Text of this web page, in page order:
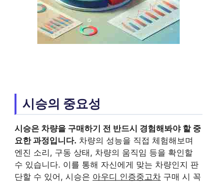
시승의 중요성
시승은 차량을 구매하기 전 반드시 경험해봐야 할 중
요한 과정입니다. 차량의 성능을 직접 체험해보며
엔진 소리, 구동 상태, 차량의 움직임 등을 확인할
수 있습니다. 이를 통해 자신에게 맞는 차량인지 판
단할 수 있어, 시승은 아우디 인증중고차 구매 시 꼭